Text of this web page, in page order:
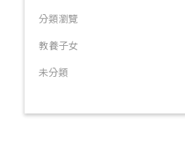
分類瀏覽
教養子女
未分類